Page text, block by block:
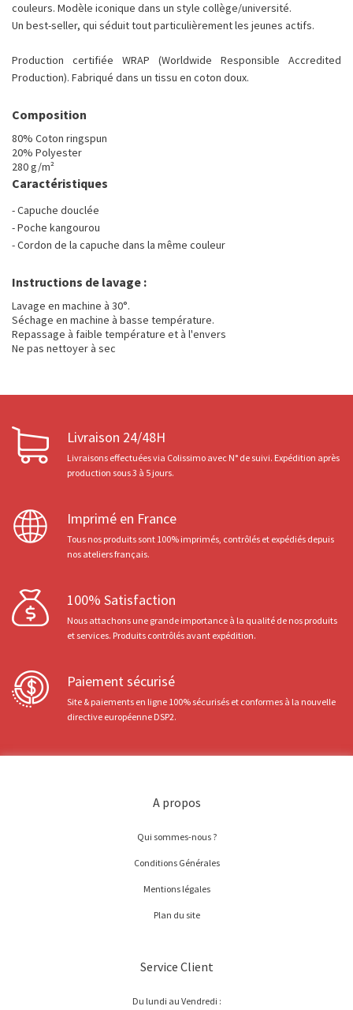
couleurs. Modèle iconique dans un style collège/université.
Un best-seller, qui séduit tout particulièrement les jeunes actifs.
Production certifiée WRAP (Worldwide Responsible Accredited
Production). Fabriqué dans un tissu en coton doux.
Composition
80% Coton ringspun
20% Polyester
280 g/m²
Caractéristiques
- Capuche douclée
- Poche kangourou
- Cordon de la capuche dans la même couleur
Instructions de lavage :
Lavage en machine à 30°.
Séchage en machine à basse température.
Repassage à faible température et à l'envers
Ne pas nettoyer à sec
Livraison 24/48H
Livraisons effectuées via Colissimo avec N° de suivi. Expédition après
production sous 3 à 5 jours.
Imprimé en France
Tous nos produits sont 100% imprimés, contrôlés et expédiés depuis
nos ateliers français.
100% Satisfaction
Nous attachons une grande importance à la qualité de nos produits
et services. Produits contrôlés avant expédition.
Paiement sécurisé
Site & paiements en ligne 100% sécurisés et conformes à la nouvelle
directive européenne DSP2.
A propos
Qui sommes-nous ?
Conditions Générales
Mentions légales
Plan du site
Service Client
Du lundi au Vendredi :